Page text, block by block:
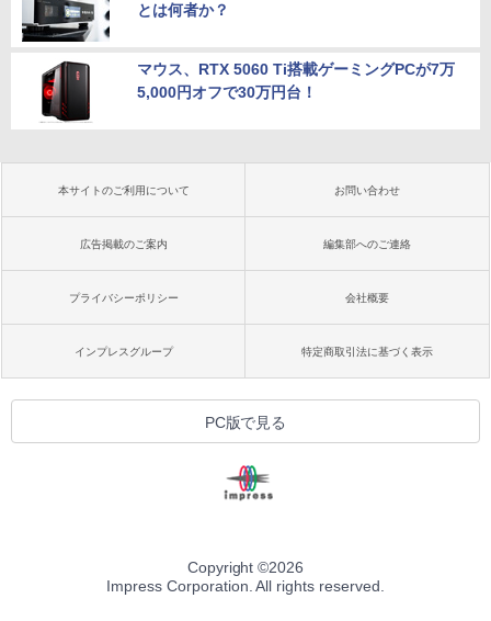
とは何者か？
マウス、RTX 5060 Ti搭載ゲーミングPCが7万
5,000円オフで30万円台！
本サイトのご利用について お問い合わせ
広告掲載のご案内 編集部へのご連絡
プライバシーポリシー 会社概要
インプレスグループ 特定商取引法に基づく表示
PC版で見る
Copyright ©2026
Impress Corporation. All rights reserved.